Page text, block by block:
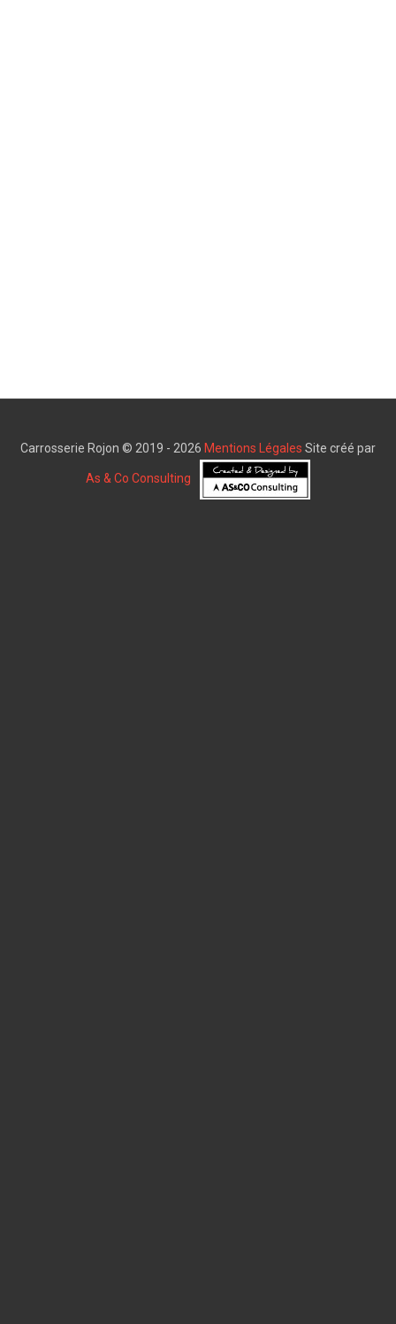
Carrosserie Rojon © 2019 - 2026 Mentions Légales Site créé par
As & Co Consulting